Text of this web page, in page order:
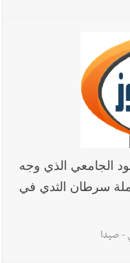
الجامعي الذي وجه
سرطان الثدي في
- صيدا